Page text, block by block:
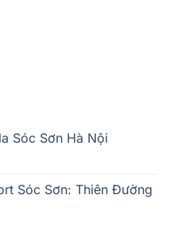
Sóc Sơn Hà Nội
Sóc Sơn: Thiên Đường